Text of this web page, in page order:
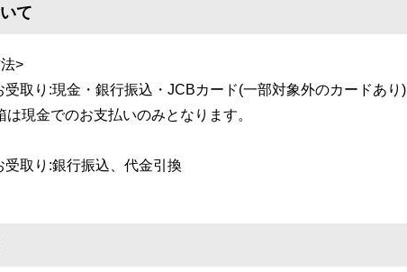
て
>
受取り:現金・銀行振込・JCBカード(一部対象外のカードあり)
現金でのお支払いのみとなります。
受取り:銀行振込、代金引換